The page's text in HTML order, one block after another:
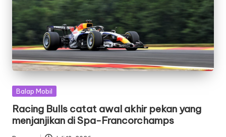
Posted
Balap Mobil
Racing Bulls catat awal akhir pekan yang
menjanjikan di Spa-Francorchamps